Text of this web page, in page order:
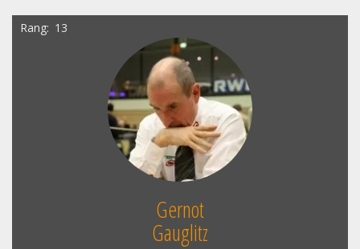
Rang 13
Gernot
Gauglitz